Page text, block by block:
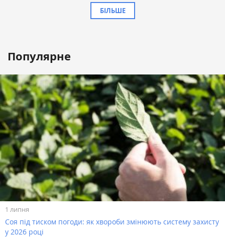
БІЛЬШЕ
Популярне
1 липня
Соя під тиском погоди: як хвороби змінюють систему захисту
у 2026 році